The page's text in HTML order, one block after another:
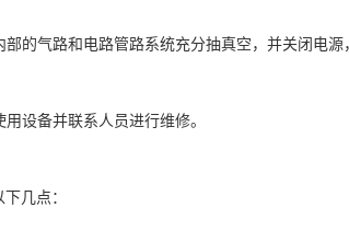
的气路和电路管路系统充分抽真空，并关闭电
设备并联系人员进行维修。
几点：